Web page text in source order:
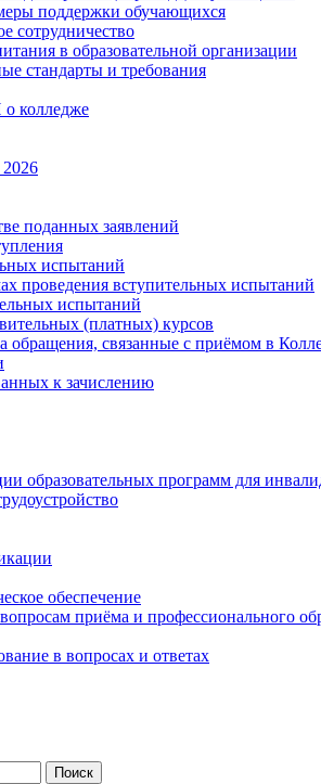
поддержки обучающихся
сотрудничество
в образовательной организации
стандарты и требования
колледже
поданных заявлений
испытаний
проведения вступительных испытаний
испытаний
(платных) курсов
обращения, связанные с приёмом в
к зачислению
образовательных программ для
обеспечение
приёма и профессионального
в вопросах и ответах